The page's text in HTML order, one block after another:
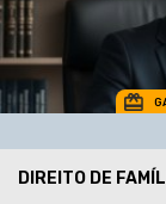
DIREITO DE